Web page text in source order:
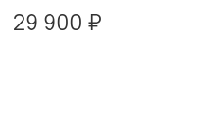
29 900 ₽